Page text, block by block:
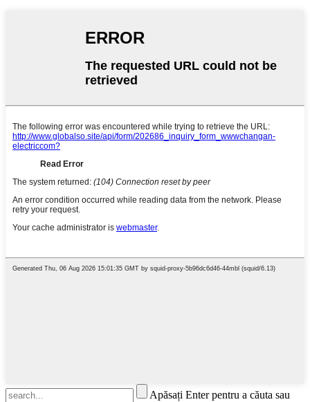
Apăsați Enter pentru a căuta sau